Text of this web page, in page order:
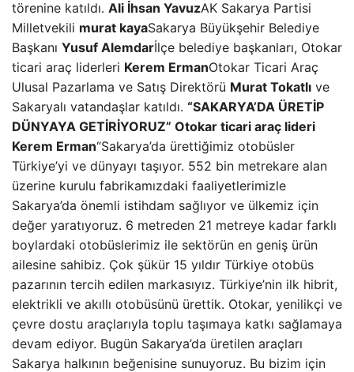
törenine katıldı. Ali İhsan YavuzAK Sakarya Partisi
Milletvekili murat kayaSakarya Büyükşehir Belediye
Başkanı Yusuf Alemdarİlçe belediye başkanları, Otokar
ticari araç liderleri Kerem ErmanOtokar Ticari Araç
Ulusal Pazarlama ve Satış Direktörü Murat Tokatlı ve
Sakaryalı vatandaşlar katıldı. “SAKARYA’DA ÜRETİP
DÜNYAYA GETİRİYORUZ” Otokar ticari araç lideri
Kerem Erman“Sakarya’da ürettiğimiz otobüsler
Türkiye’yi ve dünyayı taşıyor. 552 bin metrekare alan
üzerine kurulu fabrikamızdaki faaliyetlerimizle
Sakarya’da önemli istihdam sağlıyor ve ülkemiz için
değer yaratıyoruz. 6 metreden 21 metreye kadar farklı
boylardaki otobüslerimiz ile sektörün en geniş ürün
ailesine sahibiz. Çok şükür 15 yıldır Türkiye otobüs
pazarının tercih edilen markasıyız. Türkiye’nin ilk hibrit,
elektrikli ve akıllı otobüsünü ürettik. Otokar, yenilikçi ve
çevre dostu araçlarıyla toplu taşımaya katkı sağlamaya
devam ediyor. Bugün Sakarya’da üretilen araçları
Sakarya halkının beğenisine sunuyoruz. Bu bizim için